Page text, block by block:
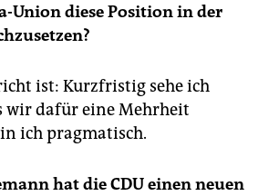
Union diese Position in der
ist: Kurzfristig sehe ich
wir dafür eine Mehrheit
ich pragmatisch.
hat die CDU einen neuen